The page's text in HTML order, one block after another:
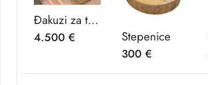
Đakuzi za terasu “Kuattro”
4.500 € Stepenice
300 €